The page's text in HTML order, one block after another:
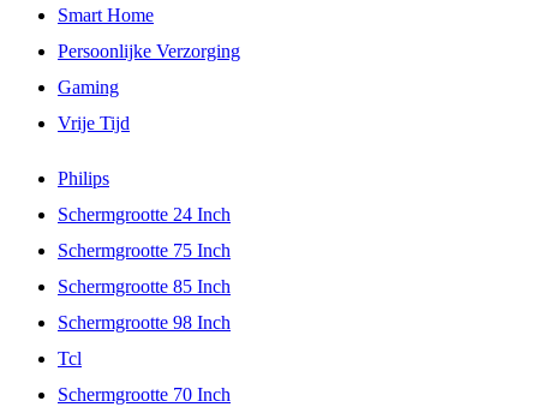
Smart Home
Persoonlijke Verzorging
Gaming
Vrije Tijd
Philips
Schermgrootte 24 Inch
Schermgrootte 75 Inch
Schermgrootte 85 Inch
Schermgrootte 98 Inch
Tcl
Schermgrootte 70 Inch